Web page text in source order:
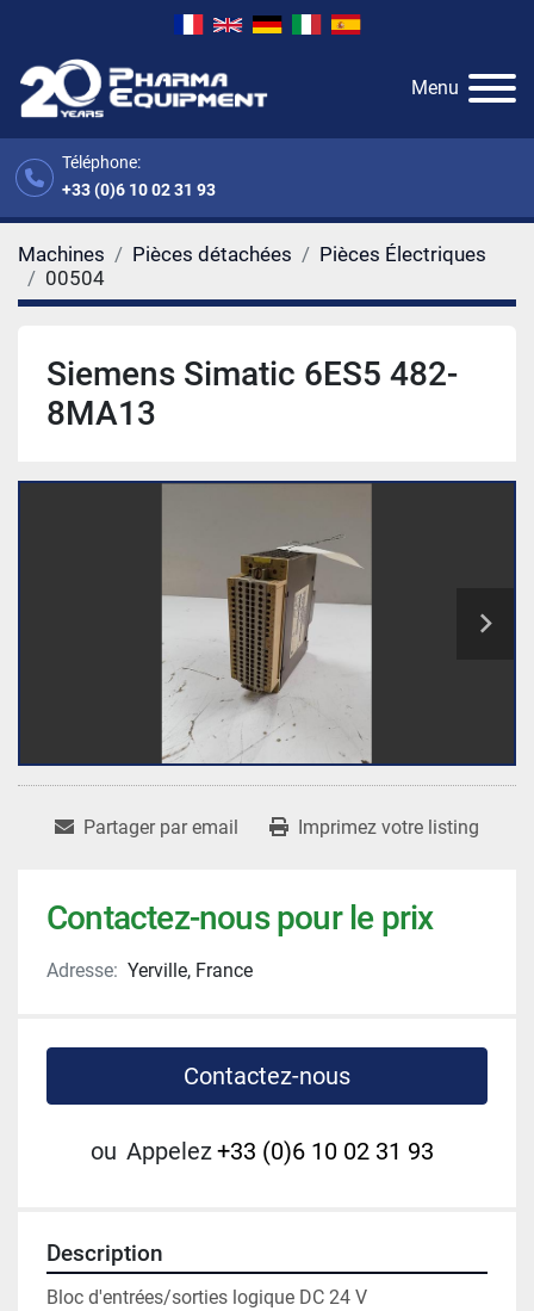
Téléphone:
+33 (0)6 10 02 31 93
Menu
Machines Pièces détachées
Pièces Électriques
00504
Siemens Simatic 6ES5 482-
8MA13
Partager par email Imprimez votre listing
Contactez-nous pour le prix
Adresse: Yerville, France
Contactez-nous
ou Appelez+33 (0)6 10 02 31 93
Description
Bloc d'entrées/sorties logique DC 24 V